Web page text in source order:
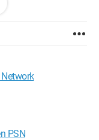
la fecha de
o cómo mover
nuevo usuario con
de PSN.
PSN